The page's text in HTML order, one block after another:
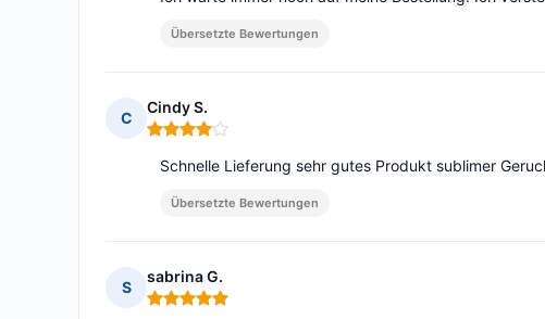
Übersetzte Bewertungen
C
Cindy S.
Hinweis: 4 von 5
Schnelle Lieferung sehr gutes Produkt sublimer
Übersetzte Bewertungen
S
sabrina G.
Hinweis: 5 von 5